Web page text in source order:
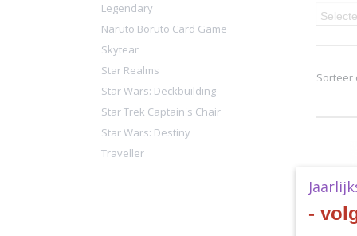
Legendary
Naruto Boruto Card Game
Skytear
Star Realms
Star Wars: Deckbuilding
Star Trek Captain's Chair
Star Wars: Destiny
Traveller
Sorteer
-